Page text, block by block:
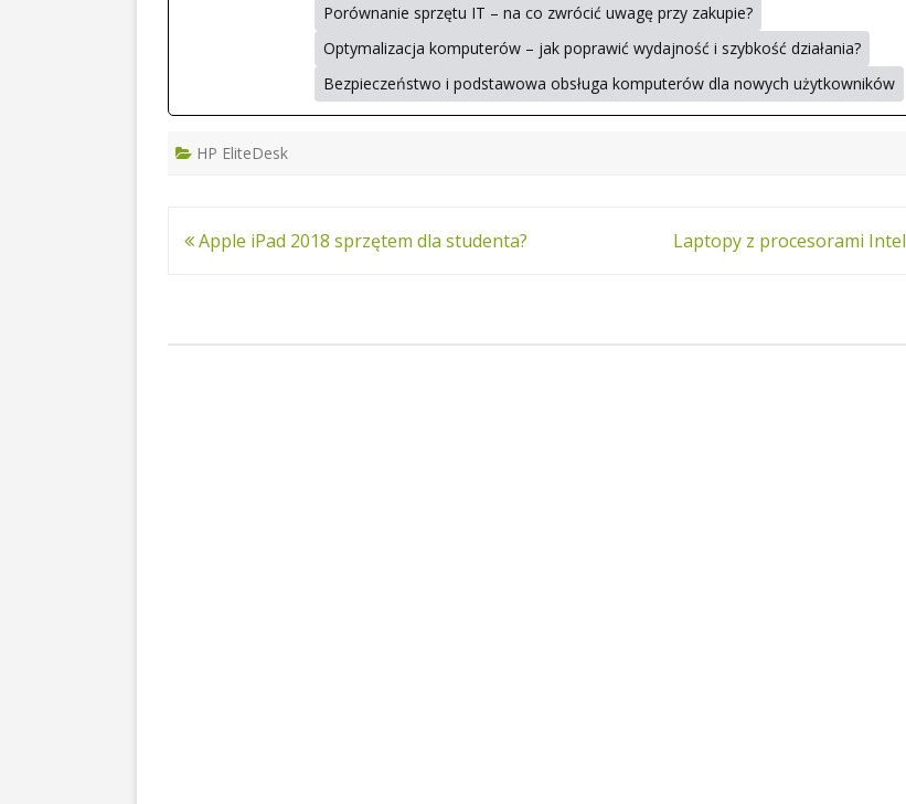
Porównanie sprzętu IT – na co zwrócić uwagę przy zakupie?
Optymalizacja komputerów – jak poprawić wydajność i szybkość działania?
Bezpieczeństwo i podstawowa obsługa komputerów dla nowych użytkowników
HP EliteDesk
Nawigacja
Apple iPad 2018 sprzętem dla studenta? Laptopy z procesorami Intel